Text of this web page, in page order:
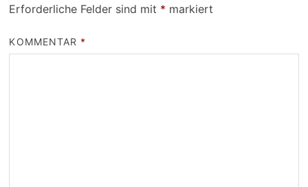
Erforderliche Felder sind mit * markiert
KOMMENTAR *